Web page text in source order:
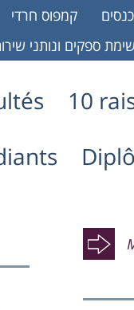
קמפוס חרדי
ספקים ונותני
10